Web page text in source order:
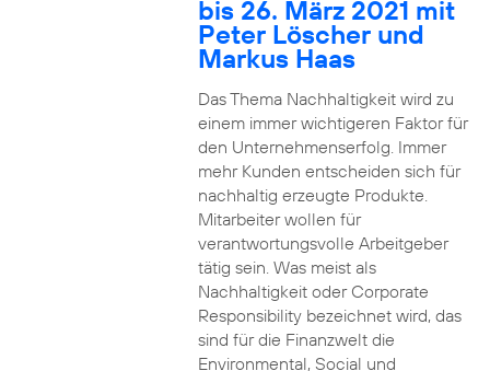
bis 26. März 2021 mit
Peter Löscher und
Markus Haas
Das Thema Nachhaltigkeit wird zu
einem immer wichtigeren Faktor für
den Unternehmenserfolg. Immer
mehr Kunden entscheiden sich für
nachhaltig erzeugte Produkte.
Mitarbeiter wollen für
verantwortungsvolle Arbeitgeber
tätig sein. Was meist als
Nachhaltigkeit oder Corporate
Responsibility bezeichnet wird, das
sind für die Finanzwelt die
Environmental, Social und